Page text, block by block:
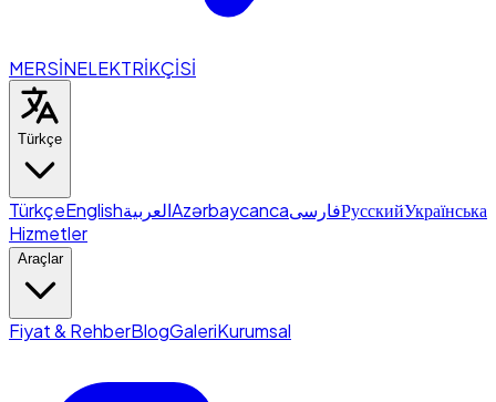
MERSİNELEKTRİKÇİSİ
Türkçe
TürkçeEnglishالعربيةAzərbaycancaفارسیРусскийУкраїнська
Hizmetler
Araçlar
Fiyat & RehberBlogGaleriKurumsal